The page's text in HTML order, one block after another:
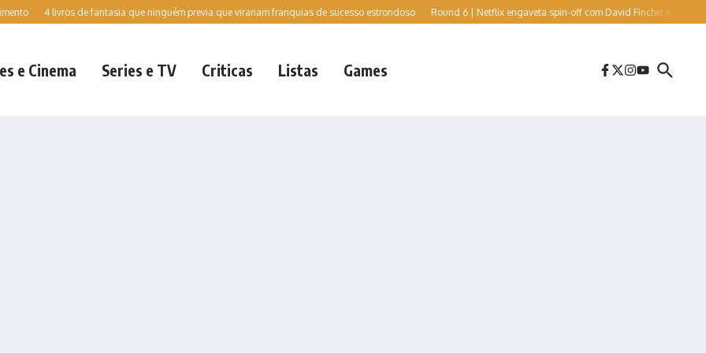
4 livros de fantasia que ninguém previa que virariam franquias de sucesso estrondoso Round 6 | Netflix engaveta spin-off com David Fincher e Cate
e Cinema Series e TV Criticas Listas Games